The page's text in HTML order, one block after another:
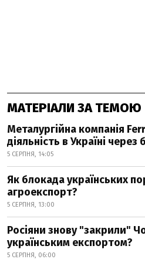
МАТЕРІАЛИ ЗА ТЕМОЮ
Металургійна компанія
діяльність в Україні через
5 СЕРПНЯ, 14:05
Як блокада українських
агроекспорт?
5 СЕРПНЯ, 13:00
Росіяни знову "закрили"
українським експортом?
5 СЕРПНЯ, 06:00